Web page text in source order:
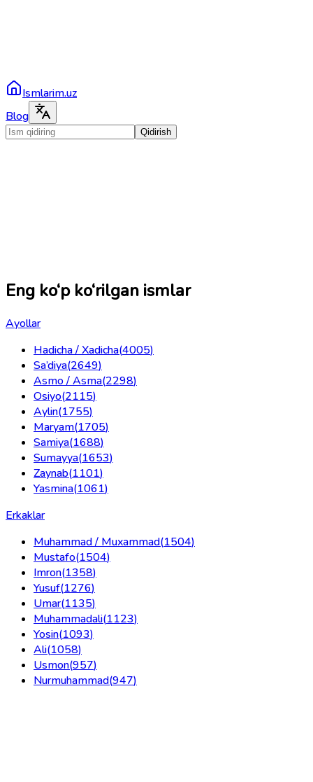
Ismlarim.uz
Blog
Qidirish
Eng ko‘p ko‘rilgan ismlar
Ayollar
Hadicha / Xadicha(4005)
Sa’diya(2649)
Asmo / Asma(2298)
Osiyo(2115)
Aylin(1755)
Maryam(1705)
Samiya(1688)
Sumayya(1653)
Zaynab(1101)
Yasmina(1061)
Erkaklar
Muhammad / Muxammad(1504)
Mustafo(1504)
Imron(1358)
Yusuf(1276)
Umar(1135)
Muhammadali(1123)
Yosin(1093)
Ali(1058)
Usmon(957)
Nurmuhammad(947)